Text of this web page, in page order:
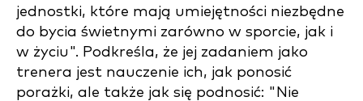
jednostki, które mają umiejętności niezbędne
do bycia świetnymi zarówno w sporcie, jak i
w życiu". Podkreśla, że jej zadaniem jako
trenera jest nauczenie ich, jak ponosić
porażki, ale także jak się podnosić: "Nie